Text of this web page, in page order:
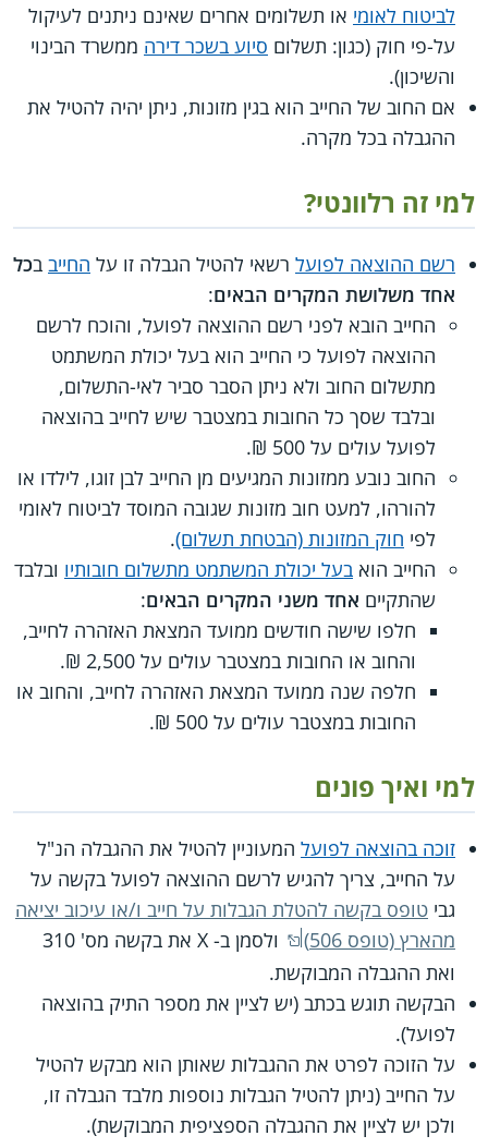
לביטוח לאומי או תשלומים אחרים שאינם ניתנים לעיקול
על-פי חוק (כגון: תשלום סיוע בשכר דירה ממשרד הבינוי
והשיכון).
אם החוב של החייב הוא בגין מזונות, ניתן יהיה להטיל את
ההגבלה בכל מקרה.
למי זה רלוונטי?
רשם ההוצאה לפועל רשאי להטיל הגבלה זו על החייב בכל
אחד משלושת המקרים הבאים:
החייב הובא לפני רשם ההוצאה לפועל, והוכח לרשם
ההוצאה לפועל כי החייב הוא בעל יכולת המשתמט
מתשלום החוב ולא ניתן הסבר סביר לאי-התשלום,
ובלבד שסך כל החובות במצטבר שיש לחייב בהוצאה
לפועל עולים על 500 ₪.
החוב נובע ממזונות המגיעים מן החייב לבן זוגו, לילדו או
להורהו, למעט חוב מזונות שגובה המוסד לביטוח לאומי
לפי חוק המזונות (הבטחת תשלום).
החייב הוא בעל יכולת המשתמט מתשלום חובותיו ובלבד
שהתקיים אחד משני המקרים הבאים:
חלפו שישה חודשים ממועד המצאת האזהרה לחייב,
והחוב או החובות במצטבר עולים על 2,500 ₪.
חלפה שנה ממועד המצאת האזהרה לחייב, והחוב או
החובות במצטבר עולים על 500 ₪.
למי ואיך פונים
זוכה בהוצאה לפועל המעוניין להטיל את ההגבלה הנ"ל
על החייב, צריך להגיש לרשם ההוצאה לפועל בקשה על
גבי טופס בקשה להטלת הגבלות על חייב ו/או עיכוב יציאה
מהארץ (טופס 506)
ולסמן ב- X את בקשה מס' 310
ואת ההגבלה המבוקשת.
הבקשה תוגש בכתב (יש לציין את מספר התיק בהוצאה
לפועל).
על הזוכה לפרט את ההגבלות שאותן הוא מבקש להטיל
על החייב (ניתן להטיל הגבלות נוספות מלבד הגבלה זו,
ולכן יש לציין את ההגבלה הספציפית המבוקשת).